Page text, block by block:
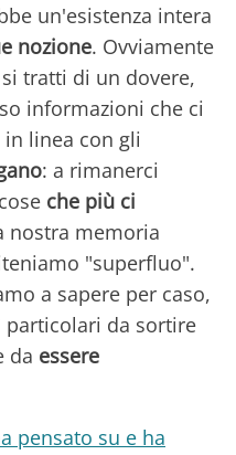
un'esistenza intera
nozione. Ovviamente
tratti di un dovere,
informazioni che ci
linea con gli
: a rimanerci
che più ci
nostra memoria
"superfluo".
a sapere per caso,
particolari da sortire
da essere
pensato su e ha